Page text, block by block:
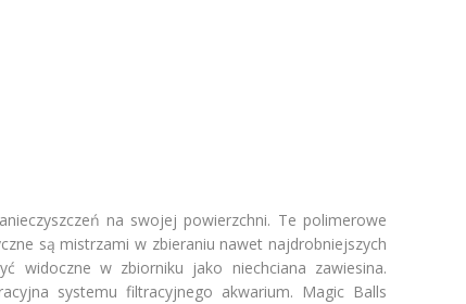
na swojej powierzchni. Te polimerowe
są mistrzami w zbieraniu nawet najdrobniejszych
widoczne w zbiorniku jako niechciana zawiesina.
systemu filtracyjnego akwarium. Magic Balls